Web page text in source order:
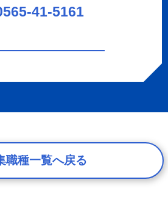
い合わせに対応・管理するため
けるサービスの提供・運用のため
必要に応じたご連絡のため
付随する目的
、収集した個人情報に対し、開示、
れに応じます。
取得、利用その他一切の取り扱いに
護に関する法律、その他の関連法
41-5161
職種一覧へ戻る